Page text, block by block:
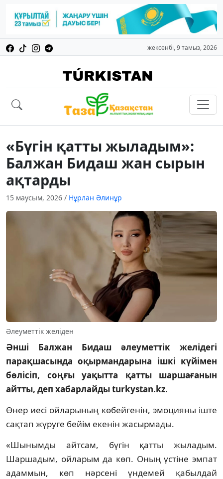
жексенбі, 9 тамыз, 2026
«Бүгін қатты жыладым»:
Балжан Бидаш жан сырын
ақтарды
15 маусым, 2026 / Нұрлан Әлинұр
Әлеуметтік желіден
Әнші Балжан Бидаш әлеуметтік желідегі
парақшасында оқырмандарына ішкі күйімен
бөлісіп, соңғы уақытта қатты шаршағанын
айтты, деп хабарлайды turkystan.kz.
Өнер иесі ойларының көбейгенін, эмоцияны іште
сақтап жүруге бейім екенін жасырмады.
«Шынымды айтсам, бүгін қатты жыладым.
Шаршадым, ойларым да көп. Оның үстіне эмпат
адаммын, көп нәрсені үндемей қабылдай